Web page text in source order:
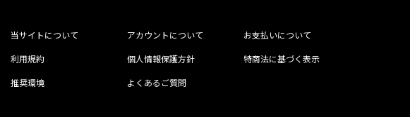
当サイトについて アカウントについて
お支払いについて
利用規約
個人情報保護方針
特商法に基づく表示
推奨環境
よくあるご質問